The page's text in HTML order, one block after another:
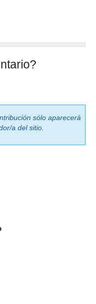
sólo aparecerá
a del sitio.